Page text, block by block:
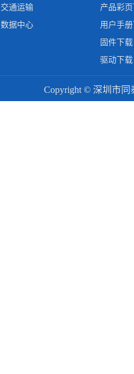
交通运输
数据中心
产品彩
用户手
固件下载
驱动下载
Copyright © 深圳市同